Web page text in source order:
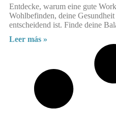
Entdecke, warum eine gute
Wohlbefinden, deine
entscheidend ist. Finde deine
Leer más »